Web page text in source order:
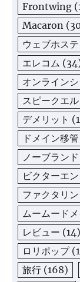
Frontwing
Macaron
ウェブホス
エレコム
オンライン
スピークエル
デメリット
ドメイン移管
ノーブランド
ビクターエ
ファクタリ
ムームード
レビュー (14)
ロリポップ
旅行 (168)